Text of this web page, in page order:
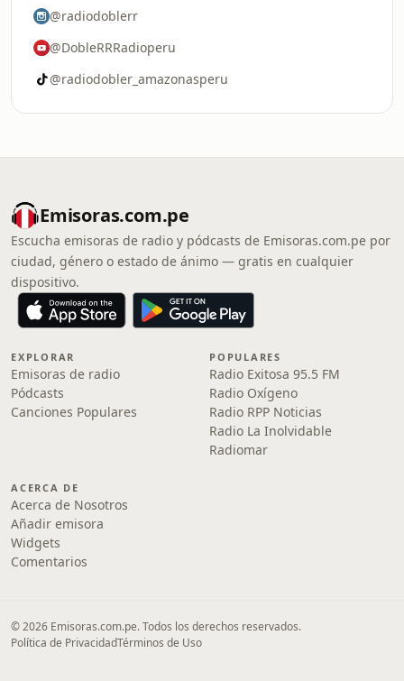
@radiodoblerr
@DobleRRRadioperu
@radiodobler_amazonasperu
Emisoras.com.pe
Escucha emisoras de radio y pódcasts de Emisoras.com.pe por
ciudad, género o estado de ánimo — gratis en cualquier
dispositivo.
EXPLORAR
Emisoras de radio
Pódcasts
Canciones Populares
POPULARES
Radio Exitosa 95.5 FM
Radio Oxígeno
Radio RPP Noticias
Radio La Inolvidable
Radiomar
ACERCA DE
Acerca de Nosotros
Añadir emisora
Widgets
Comentarios
© 2026 Emisoras.com.pe. Todos los derechos reservados.
Política de PrivacidadTérminos de Uso